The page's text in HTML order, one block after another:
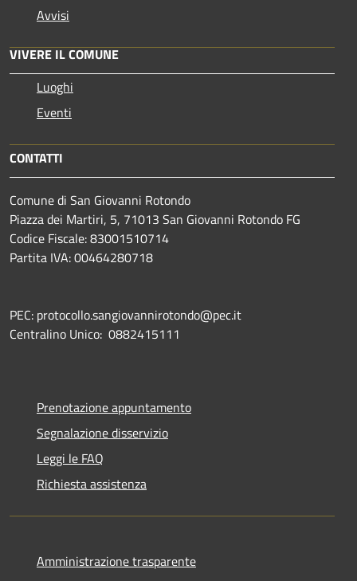
Avvisi
VIVERE IL COMUNE
Luoghi
Eventi
CONTATTI
Comune di San Giovanni Rotondo
Piazza dei Martiri, 5, 71013 San Giovanni Rotondo FG
Codice Fiscale: 83001510714
Partita IVA: 00464280718
PEC: protocollo.sangiovannirotondo@pec.it
Centralino Unico: 0882415111
Prenotazione appuntamento
Segnalazione disservizio
Leggi le FAQ
Richiesta assistenza
Amministrazione trasparente